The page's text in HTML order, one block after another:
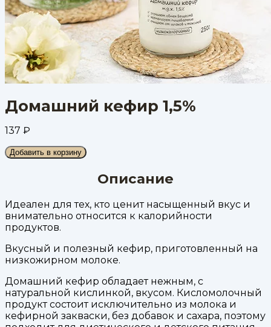
Домашний кефир 1,5%
137 ₽
Добавить в корзину
Описание
Идеален для тех, кто ценит насыщенный вкус и
внимательно относится к калорийности
продуктов.
Вкусный и полезный кефир, приготовленный на
низкожирном молоке.
Домашний кефир обладает нежным, с
натуральной кислинкой, вкусом. Кисломолочный
продукт состоит исключительно из молока и
кефирной закваски, без добавок и сахара, поэтому